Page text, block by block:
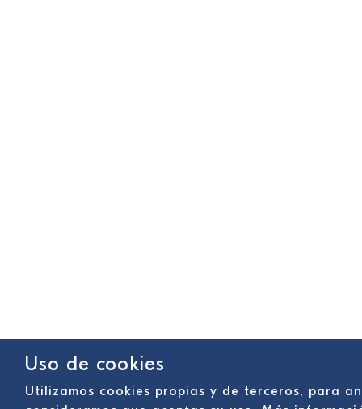
Uso de cookies
Utilizamos cookies propias y de terceros, para